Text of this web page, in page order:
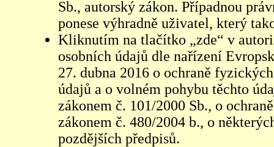
Sb., autorský zákon. Případnou
ponese výhradně uživatel, který
Kliknutím na tlačítko „zde“ v
osobních údajů dle nařízení
27. dubna 2016 o ochraně
údajů a o volném pohybu těchto
zákonem č. 101/2000 Sb., o
zákonem č. 480/2004 b., o
pozdějších předpisů.